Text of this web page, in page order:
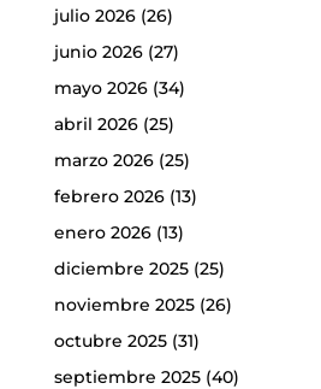
julio 2026(26)
junio 2026(27)
mayo 2026(34)
abril 2026(25)
marzo 2026(25)
febrero 2026(13)
enero 2026(13)
diciembre 2025(25)
noviembre 2025(26)
octubre 2025(31)
septiembre 2025(40)